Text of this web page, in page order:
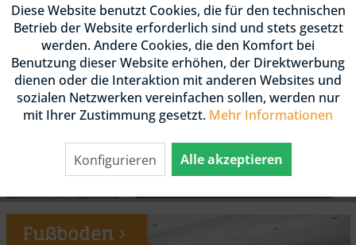
Fassade
Fußboden
Diese Website benutzt Cookies, die für den technischen
Betrieb der Website erforderlich sind und stets gesetzt
werden. Andere Cookies, die den Komfort bei
Benutzung dieser Website erhöhen, der Direktwerbung
dienen oder die Interaktion mit anderen Websites und
sozialen Netzwerken vereinfachen sollen, werden nur
mit Ihrer Zustimmung gesetzt. Mehr Informationen
Alle akzeptieren
Konfigurieren